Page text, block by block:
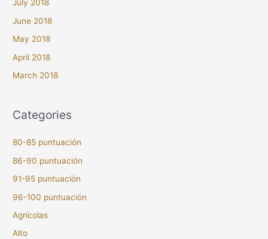
July 2018
June 2018
May 2018
April 2018
March 2018
Categories
80-85 puntuación
86-90 puntuación
91-95 puntuación
96-100 puntuación
Agrícolas
Alto